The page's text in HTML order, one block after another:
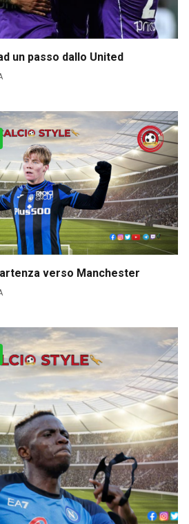
CLASSIFICA
Serie B
SERIE B
Contatti
La Redazione
→
un passo dallo United
verso Manchester